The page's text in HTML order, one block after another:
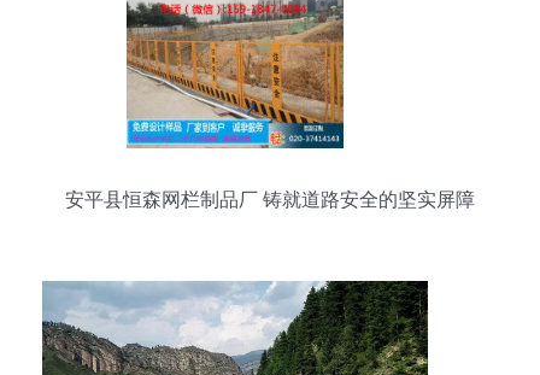
安平县恒森网栏制品厂 铸就道路安全的坚实屏障